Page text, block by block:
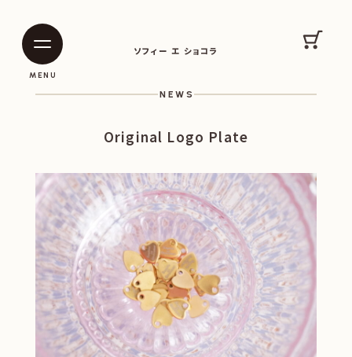
ソフィー エ ショコラ
MENU
カー
NEWS
Original Logo Plate